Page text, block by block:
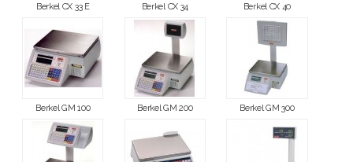
Berkel CX 33 E Berkel CX 34 Berkel CX 40
Berkel GM 100 Berkel GM 200 Berkel GM 300